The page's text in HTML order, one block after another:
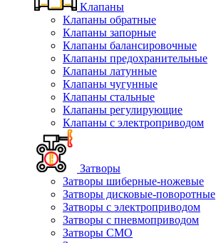
Клапаны
Клапаны обратные
Клапаны запорные
Клапаны балансировочные
Клапаны предохранительные
Клапаны латунные
Клапаны чугунные
Клапаны стальные
Клапаны регулирующие
Клапаны с электроприводом
Затворы
Затворы шиберные-ножевые
Затворы дисковые-поворотные
Затворы с электроприводом
Затворы с пневмоприводом
Затворы СМО